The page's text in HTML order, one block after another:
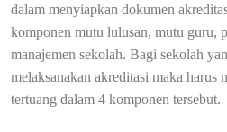
dalam menyiapkan dokumen
komponen mutu lulusan, mutu guru,
manajemen sekolah. Bagi sekolah
melaksanakan akreditasi maka harus
tertuang dalam 4 komponen tersebut.